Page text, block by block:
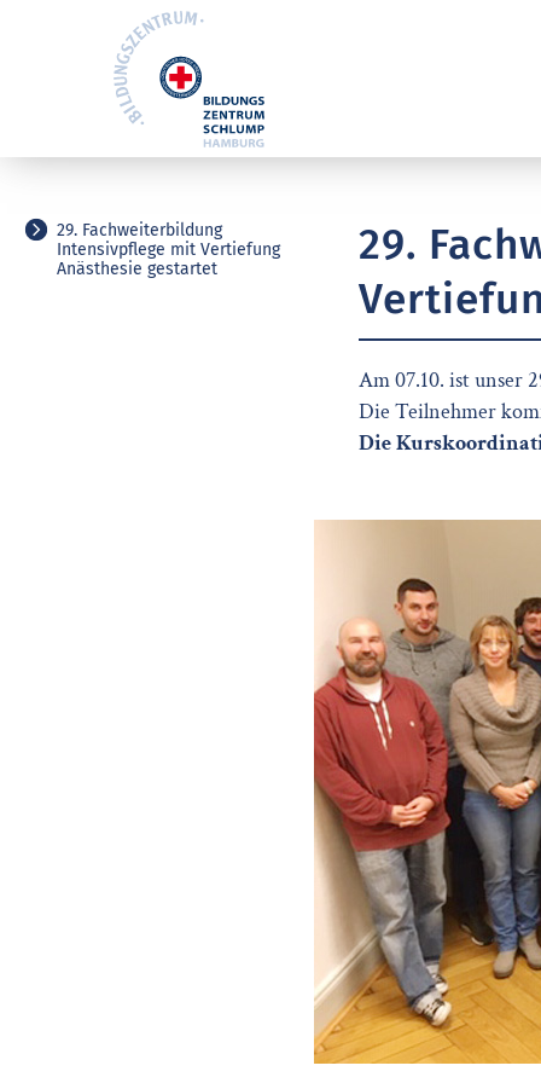
29. Fachweiterbildung
Intensivpflege mit Vertiefung
Anästhesie gestartet
29.
Am 07.10. ist unser
Die Teilnehmer
Die